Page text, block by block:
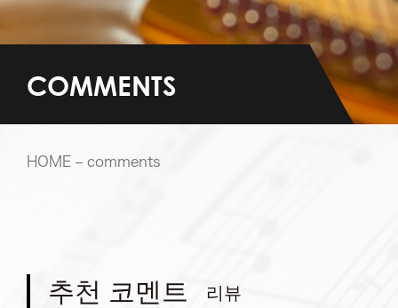
CREDIT/CONTACT
COMMENTS
HOME – comments
추천 코멘트 리뷰